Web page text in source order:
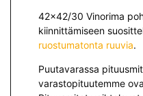
42×42/30 Vinorima
kiinnittämiseen
ruostumatonta ruuvia.
Puutavarassa
varastopituutemme